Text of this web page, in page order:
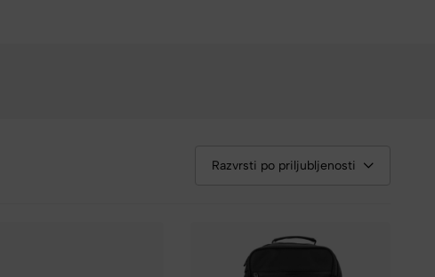
Razvrsti po priljubljenosti